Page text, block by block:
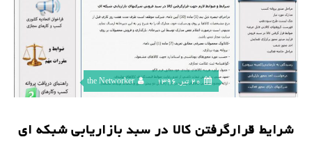
20 تیر, 1396 the Networker
شرایط قرارگرفتن کالا در سبد بازاریابی شبکه ای